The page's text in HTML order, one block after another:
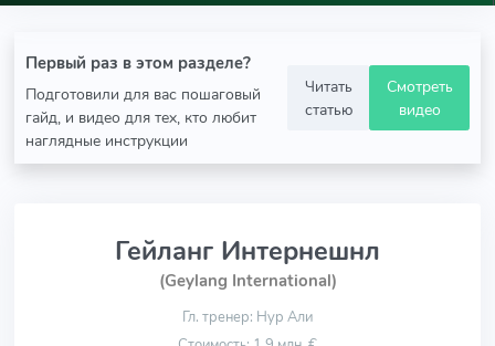
Первый раз в этом разделе?
Подготовили для вас пошаговый
гайд, и видео для тех, кто любит
наглядные инструкции
Читать
статью
Смотреть
видео
Гейланг Интернешнл
(Geylang International)
Гл. тренер: Нур Али